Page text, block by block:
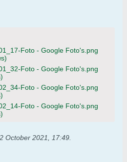
Foto - Google Foto's.png
Foto - Google Foto's.png
Foto - Google Foto's.png
Foto - Google Foto's.png
October 2021, 17:49